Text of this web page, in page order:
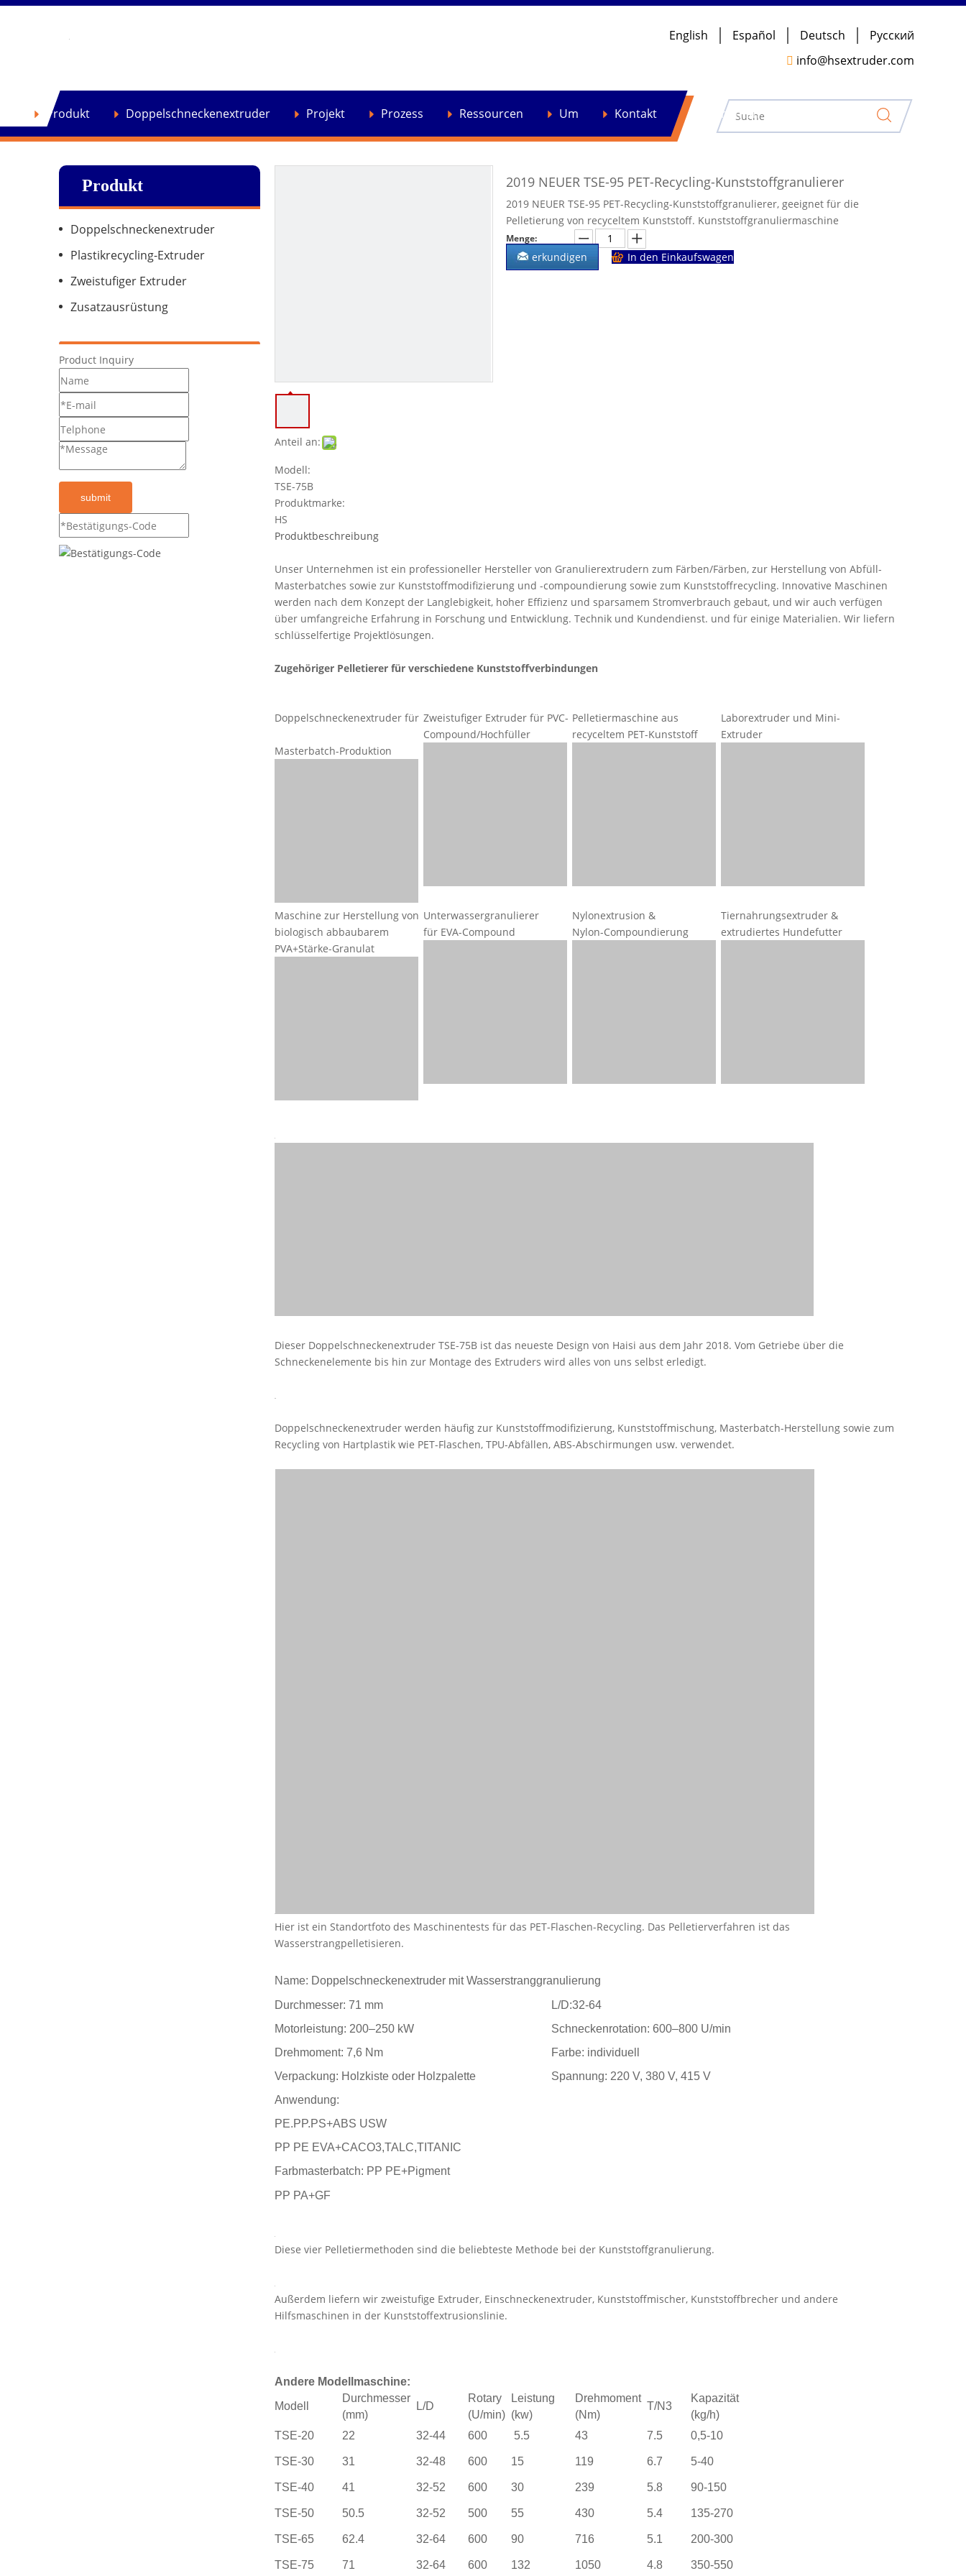
English Español Deutsch
Pусский
 info@hsextruder.com
Produkt Doppelschneckenextruder Projekt Prozess Ressourcen Um Kontakt Nachrichten
Produkt
Doppelschneckenextruder
Plastikrecycling-Extruder
Zweistufiger Extruder
Zusatzausrüstung
Product Inquiry
submit
Anteil an:
2019 NEUER TSE-95 PET-Recycling-Kunststoffgranulierer
2019 NEUER TSE-95 PET-Recycling-Kunststoffgranulierer, geeignet für die
Pelletierung von recyceltem Kunststoff. Kunststoffgranuliermaschine
Menge:
erkundigen In den Einkaufswagen
Modell:
TSE-75B
Produktmarke:
HS
Produktbeschreibung
Unser Unternehmen ist ein professioneller Hersteller von Granulierextrudern zum Färben/Färben, zur Herstellung von Abfüll-
Masterbatches sowie zur Kunststoffmodifizierung und -compoundierung sowie zum Kunststoffrecycling. Innovative Maschinen
werden nach dem Konzept der Langlebigkeit, hoher Effizienz und sparsamem Stromverbrauch gebaut, und wir auch verfügen
über umfangreiche Erfahrung in Forschung und Entwicklung. Technik und Kundendienst. und für einige Materialien. Wir liefern
schlüsselfertige Projektlösungen.
Zugehöriger Pelletierer für verschiedene Kunststoffverbindungen
Doppelschneckenextruder für
Masterbatch-Produktion
Zweistufiger Extruder für PVC-
Compound/Hochfüller
Pelletiermaschine aus
recyceltem PET-Kunststoff
Laborextruder und Mini-
Extruder
Maschine zur Herstellung von
biologisch abbaubarem
PVA+Stärke-Granulat
Unterwassergranulierer
für EVA-Compound
Nylonextrusion &
Nylon-Compoundierung
Tiernahrungsextruder &
extrudiertes Hundefutter
Dieser Doppelschneckenextruder TSE-75B ist das neueste Design von Haisi aus dem Jahr 2018. Vom Getriebe über die
Schneckenelemente bis hin zur Montage des Extruders wird alles von uns selbst erledigt.
Doppelschneckenextruder werden häufig zur Kunststoffmodifizierung, Kunststoffmischung, Masterbatch-Herstellung sowie zum
Recycling von Hartplastik wie PET-Flaschen, TPU-Abfällen, ABS-Abschirmungen usw. verwendet.
Hier ist ein Standortfoto des Maschinentests für das PET-Flaschen-Recycling. Das Pelletierverfahren ist das
Wasserstrangpelletisieren.
Name: Doppelschneckenextruder mit Wasserstranggranulierung
Durchmesser: 71 mm
L/D:32-64
Motorleistung: 200–250 kW
Schneckenrotation: 600–800 U/min
Drehmoment: 7,6 Nm
Farbe: individuell
Verpackung: Holzkiste oder Holzpalette
Spannung: 220 V, 380 V, 415 V
Anwendung:
PE.PP.PS+ABS USW
PP PE EVA+CACO3,TALC,TITANIC
Farbmasterbatch: PP PE+Pigment
PP PA+GF
Diese vier Pelletiermethoden sind die beliebteste Methode bei der Kunststoffgranulierung.
Außerdem liefern wir zweistufige Extruder, Einschneckenextruder, Kunststoffmischer, Kunststoffbrecher und andere
Hilfsmaschinen in der Kunststoffextrusionslinie.
Andere Modellmaschine:
Modell
Durchmesser
(mm)
L/D
Rotary
(U/min)
Leistung
(kw)
Drehmoment
(Nm)
T/N3
Kapazität
(kg/h)
TSE-20
22 32-44 600 5.5 43 7.5 0,5-10
TSE-30 31 32-48 600 15 119 6.7 5-40
TSE-40 41 32-52 600 30 239 5.8 90-150
TSE-50 50.5 32-52 500 55 430 5.4 135-270
TSE-65 62.4 32-64 600 90 716 5.1 200-300
TSE-75 71 32-64 600 132 1050 4.8 350-550